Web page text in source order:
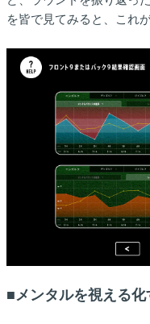
を皆で見てみると、これ
■メンタルを視える